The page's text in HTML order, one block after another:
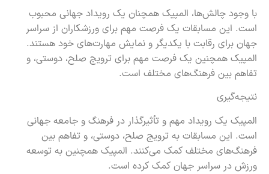
با وجود چالش‌ها، المپیک همچنان یک رویداد جهانی محبوب
است. این مسابقات یک فرصت مهم برای ورزشکاران از سراسر
جهان برای رقابت با یکدیگر و نمایش مهارت‌های خود هستند.
المپیک همچنین یک فرصت مهم برای ترویج صلح، دوستی، و
تفاهم بین فرهنگ‌های مختلف است.
نتیجه‌گیری
المپیک یک رویداد مهم و تأثیرگذار در فرهنگ و جامعه جهانی
است. این مسابقات به ترویج صلح، دوستی، و تفاهم بین
فرهنگ‌های مختلف کمک می‌کنند. المپیک همچنین به توسعه
ورزش در سراسر جهان کمک کرده است.